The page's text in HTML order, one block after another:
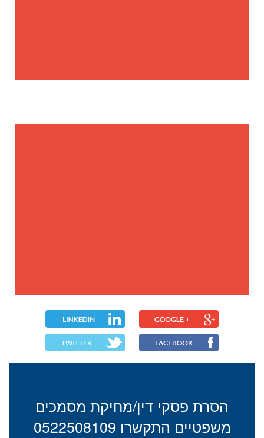
הסרת פסקי דין/מחיקת מסמכים
משפטיים התקשרו 0522508109